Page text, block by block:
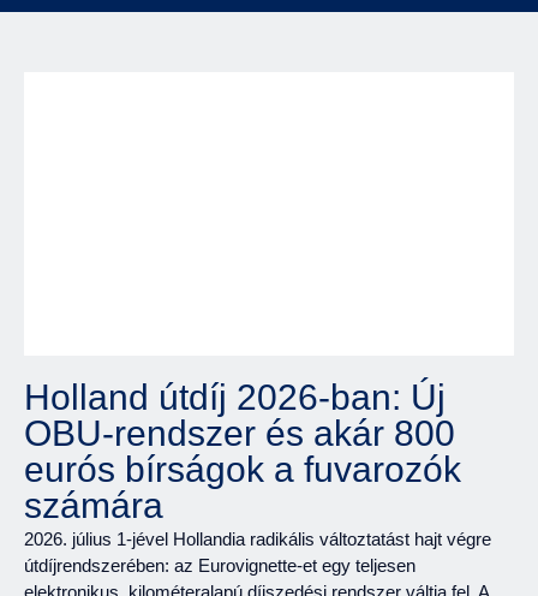
Holland útdíj 2026-ban: Új
OBU-rendszer és akár 800
eurós bírságok a fuvarozók
számára
2026. július 1-jével Hollandia radikális változtatást hajt végre
útdíjrendszerében: az Eurovignette-et egy teljesen